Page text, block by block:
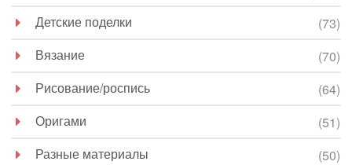
Детские поделки
(73)
Вязание
(70)
Рисование/роспись
(64)
Оригами
(51)
Разные материалы
(50)